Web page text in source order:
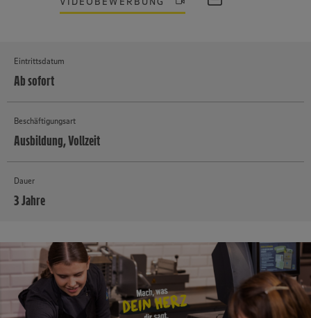
Eintrittsdatum
Ab sofort
Beschäftigungsart
Ausbildung, Vollzeit
Dauer
3 Jahre